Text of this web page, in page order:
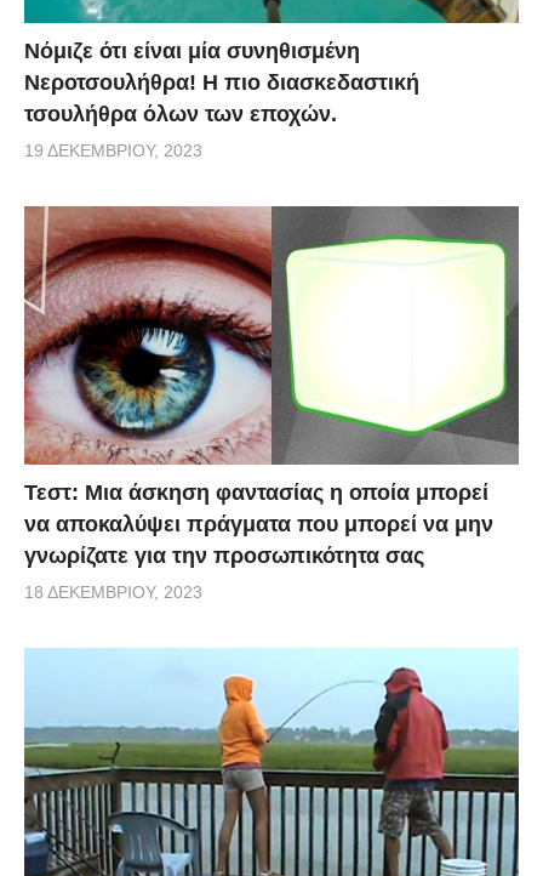
Νόμιζε ότι είναι μία συνηθισμένη
Νεροτσουλήθρα! Η πιο διασκεδαστική
τσουλήθρα όλων των εποχών.
19 ΔΕΚΕΜΒΡΊΟΥ, 2023
Τεστ: Μια άσκηση φαντασίας η οποία μπορεί
να αποκαλύψει πράγματα που μπορεί να μην
γνωρίζατε για την προσωπικότητα σας
18 ΔΕΚΕΜΒΡΊΟΥ, 2023